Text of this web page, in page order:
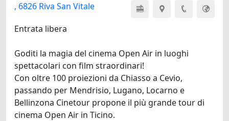
, 6826 Riva San Vitale
Entrata libera
Goditi la magia del cinema Open Air in luoghi
spettacolari con film straordinari!
Con oltre 100 proiezioni da Chiasso a Cevio,
passando per Mendrisio, Lugano, Locarno e
Bellinzona Cinetour propone il più grande tour di
cinema Open Air in Ticino.